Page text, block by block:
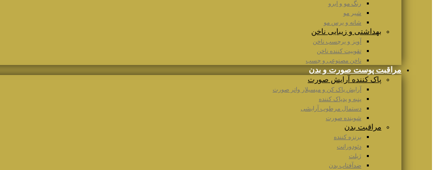
رنگ مو و ابرو
شیر مو
شانه و برس مو
بهداشتی و زیبایی ناخن
آویز و برچسب ناخن
تقوییت کننده ناخن
ناخن مصنوعی و چسب
مراقبت پوست صورت و بدن
پاک کننده آرایش صورت
آرایش پاک کن و میسیلار واتر صورت
پنبه و پدپاک کننده
دستمال مرطوب آرایشی
شوینده صورت
مراقبت بدن
برنزه کننده
دئودورانت
ژیلت
ضدآفتاب بدن